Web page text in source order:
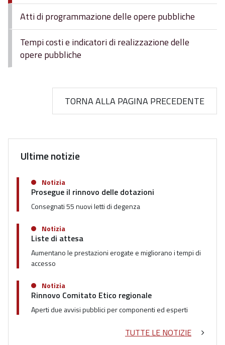
Atti di programmazione delle opere pubbliche
Tempi costi e indicatori di realizzazione delle
opere pubbliche
TORNA ALLA PAGINA PRECEDENTE
Ultime notizie
Notizia
Prosegue il rinnovo delle dotazioni
Consegnati 55 nuovi letti di degenza
Notizia
Liste di attesa
Aumentano le prestazioni erogate e migliorano i tempi di
accesso
Notizia
Rinnovo Comitato Etico regionale
Aperti due avvisi pubblici per componenti ed esperti
TUTTE LE NOTIZIE